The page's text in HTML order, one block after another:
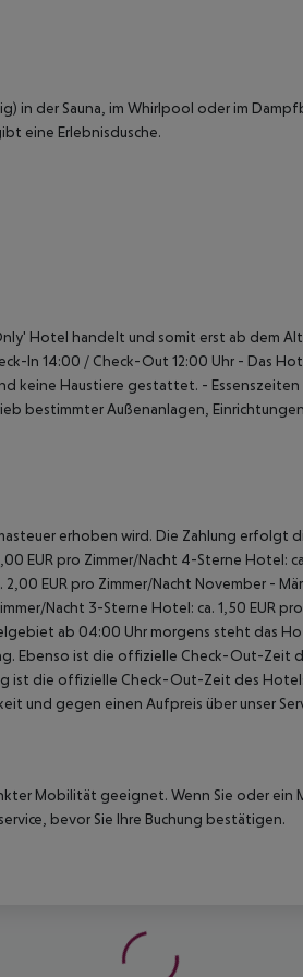
in der Sauna, im Whirlpool oder im
eine Erlebnisdusche.
Hotel handelt und somit erst ab dem
In 14:00 / Check-Out 12:00 Uhr - Das
keine Haustiere gestattet. -
bestimmter Außenanlagen,
erhoben wird. Die Zahlung erfolgt
EUR pro Zimmer/Nacht 4-Sterne Hotel:
EUR pro Zimmer/Nacht November -
Nacht 3-Sterne Hotel: ca. 1,50 EUR
ab 04:00 Uhr morgens steht das
Ebenso ist die offizielle Check-Out-Zeit
ist die offizielle Check-Out-Zeit des
und gegen einen Aufpreis über unser
Mobilität geeignet. Wenn Sie oder
bevor Sie Ihre Buchung bestätigen.